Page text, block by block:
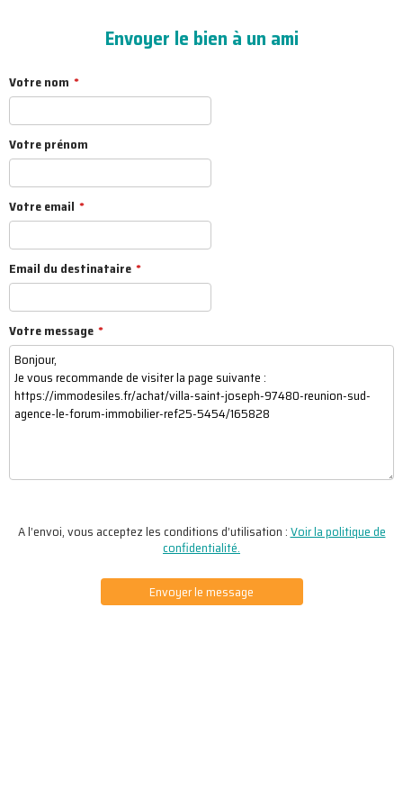
Envoyer le bien à un ami
Votre nom
Votre prénom
Votre email
Email du destinataire
Votre message
A l’envoi, vous acceptez les conditions d’utilisation :Voir la politique de
confidentialité.